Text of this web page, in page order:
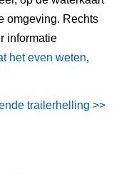
omgeving. Rechts
informatie
het even weten,
trailerhelling >>